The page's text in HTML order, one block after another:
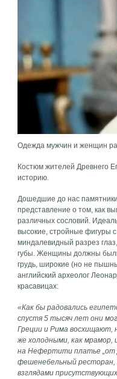
Одежда мужчин и женщин
Костюм жителей Древнего
историю.
Дошедшие до нас памятники
представление о том, как
различных сословий.
высокие, стройные фигуры
миндалевидный разрез
губы. Женщины должны
грудь, широкие (но не
английский археолог
красавицах:
«Как бы радовались
спустя 5 тысяч лет они
Греции и Рима восхищают,
же холодными, как мрамор,
на Нефертити платье „от
фешенебельный
взглядами